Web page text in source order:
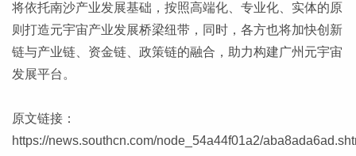
将依托南沙产业发展基础，按照高端化、专业化、实体的原
则打造元宇宙产业发展桥梁纽带，同时，各方也将加快创新
链与产业链、资金链、政策链的融合，助力构建广州元宇宙
发展平台。
原文链接：
https://news.southcn.com/node_54a44f01a2/